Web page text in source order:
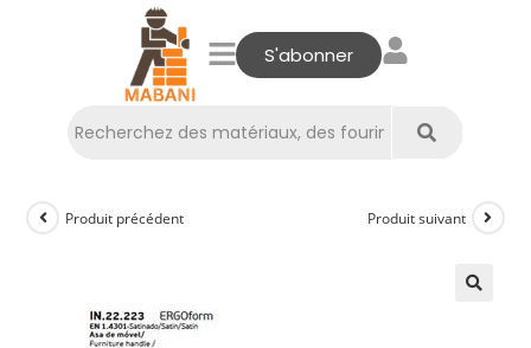
S'abonner
Produit précédent Produit suivant